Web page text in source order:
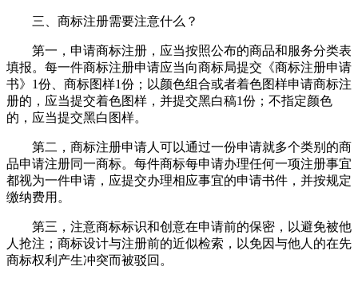
三、商标注册需要注意什么？
第一，申请商标注册，应当按照公布的商品和服务分类表
填报。每一件商标注册申请应当向商标局提交《商标注册申请
书》1份、商标图样1份；以颜色组合或者着色图样申请商标注
册的，应当提交着色图样，并提交黑白稿1份；不指定颜色
的，应当提交黑白图样。
第二，商标注册申请人可以通过一份申请就多个类别的商
品申请注册同一商标。每件商标每申请办理任何一项注册事宜
都视为一件申请，应提交办理相应事宜的申请书件，并按规定
缴纳费用。
第三，注意商标标识和创意在申请前的保密，以避免被他
人抢注；商标设计与注册前的近似检索，以免因与他人的在先
商标权利产生冲突而被驳回。